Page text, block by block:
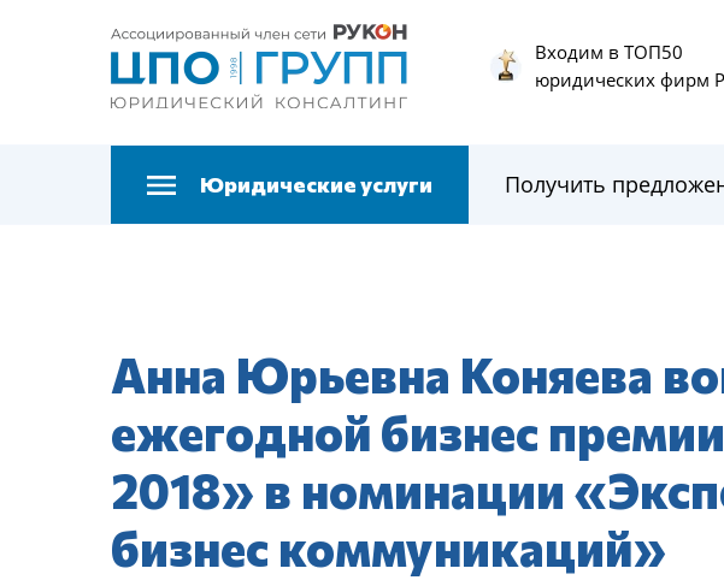
Входим в ТОП50
юридических фирм
Юридические услуги Получить
Анна Юрьевна Коняева
ежегодной бизнес
2018» в номинации
бизнес коммуникаций»